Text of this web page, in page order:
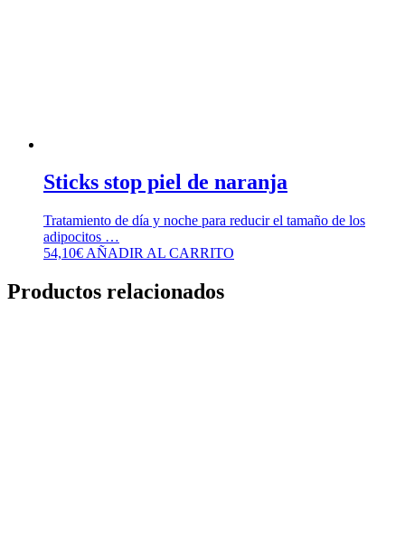
Sticks stop piel de naranja
Tratamiento de día y noche para reducir el tamaño de los
adipocitos …
54,10€ AÑADIR AL CARRITO
Productos relacionados